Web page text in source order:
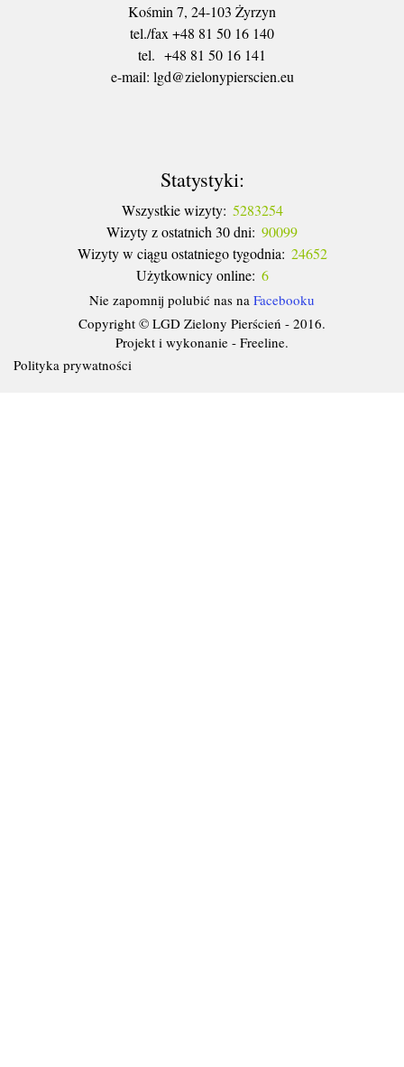
Kośmin 7, 24-103 Żyrzyn
tel./fax +48 81 50 16 140
tel. +48 81 50 16 141
​e-mail: lgd@zielonypierscien.eu
Statystyki:
Wszystkie wizyty: 5283254
Wizyty z ostatnich 30 dni: 90099
Wizyty w ciągu ostatniego tygodnia: 24652
Użytkownicy online: 6
Nie zapomnij polubić nas na Facebooku
Copyright © LGD Zielony Pierścień - 2016.
Projekt i wykonanie - Freeline.
Polityka prywatności